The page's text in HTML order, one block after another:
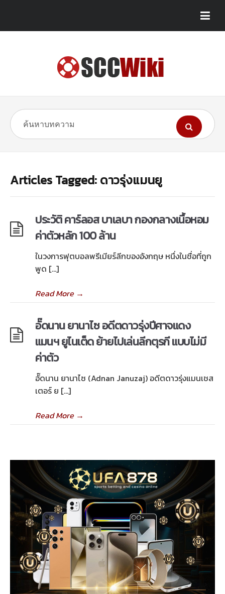
Articles Tagged: ดาวรุ่งแมนยู
ประวัติ คาร์ลอส บาเลบา กองกลางเนื้อหอม
ค่าตัวหลัก 100 ล้าน
ในวงการฟุตบอลพรีเมียร์ลีกของอังกฤษ หนึ่งในชื่อที่ถูก
พูด […]
Read More→
อั๊ดนาน ยานาไซ อดีตดาวรุ่งปีศาจแดง
แมนฯ ยูไนเต็ด ย้ายไปเล่นลีกตุรกี แบบไม่มี
ค่าตัว
อั๊ดนาน ยานาไซ (Adnan Januzaj) อดีตดาวรุ่งแมนเชส
เตอร์ ย […]
Read More→